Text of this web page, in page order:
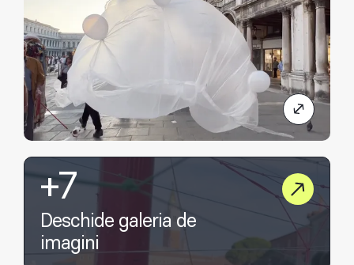
+7
Deschide galeria de
imagini